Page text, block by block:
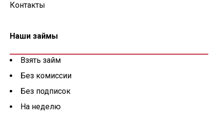
Контакты
Наши займы
Взять займ
Без комиссии
Без подписок
На неделю